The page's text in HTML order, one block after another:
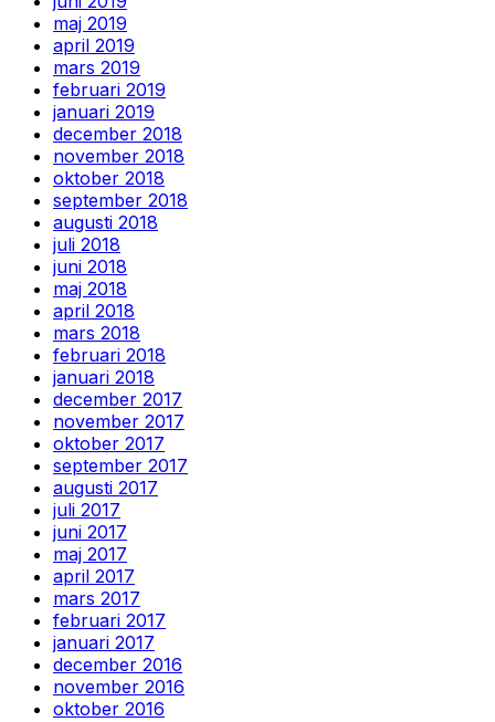
maj 2019
april 2019
mars 2019
februari 2019
januari 2019
december 2018
november 2018
oktober 2018
september 2018
augusti 2018
juli 2018
juni 2018
maj 2018
april 2018
mars 2018
februari 2018
januari 2018
december 2017
november 2017
oktober 2017
september 2017
augusti 2017
juli 2017
juni 2017
maj 2017
april 2017
mars 2017
februari 2017
januari 2017
december 2016
november 2016
oktober 2016